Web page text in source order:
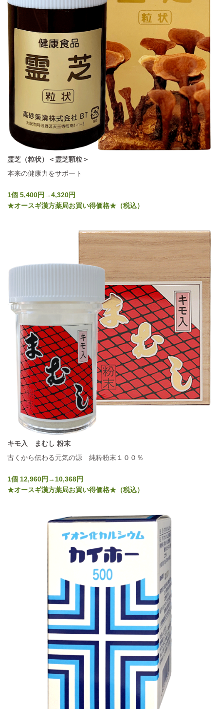
霊芝（粒状）＜霊芝顆粒＞
本来の健康力をサポート
1個 5,400円→4,320円
★オースギ漢方薬局お買い得価格★（税込）
キモ入 まむし 粉末
古くから伝わる元気の源 純粋粉末１００％
1個 12,960円→10,368円
★オースギ漢方薬局お買い得価格★（税込）